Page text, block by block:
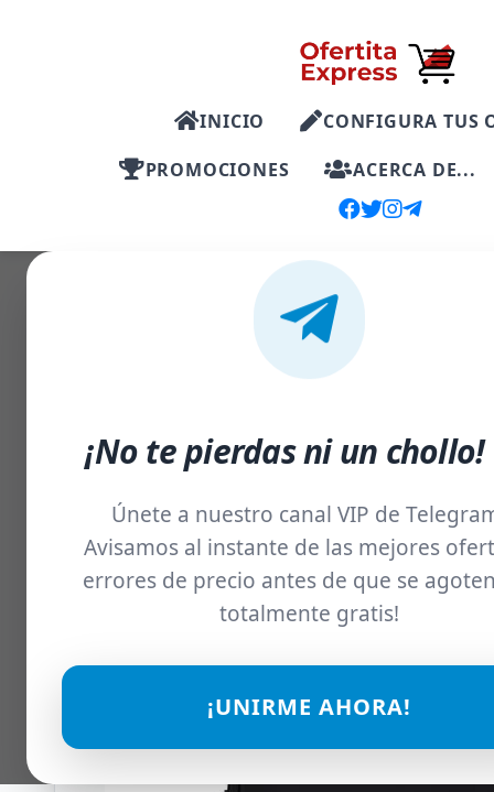
INICIO
CONFIGURA TUS
PROMOCIONES
ACERCA DE...
¡No te pierdas ni un
Únete a nuestro canal VIP de
Avisamos al instante de las mejores
errores de precio antes de que se
totalmente gratis!
¡UNIRME AHORA!